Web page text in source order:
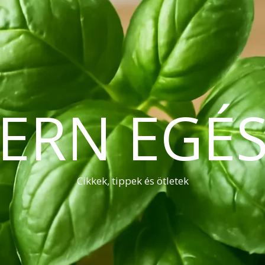
Cikkek, tippek és ötletek